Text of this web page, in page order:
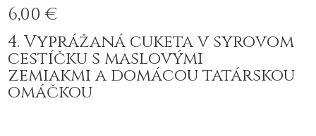
6,00 €
4. Vyprážaná cuketa v syrovom
cestíčku s maslovými
zemiakmi a domácou tatárskou
omáčkou